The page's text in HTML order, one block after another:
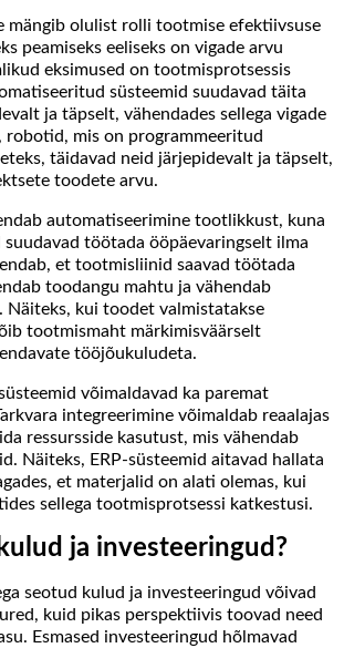
mängib olulist rolli tootmise efektiivsuse
peamiseks eeliseks on vigade arvu
eksimused on tootmisprotsessis
süsteemid suudavad täita
ja täpselt, vähendades sellega vigade
robotid, mis on programmeeritud
täidavad neid järjepidevalt ja täpselt,
toodete arvu.
automatiseerimine tootlikkust, kuna
töötada ööpäevaringselt ilma
et tootmisliinid saavad töötada
toodangu mahtu ja vähendab
Näiteks, kui toodet valmistatakse
tootmismaht märkimisväärselt
tööjõukuludeta.
võimaldavad ka paremat
integreerimine võimaldab reaalajas
ressursside kasutust, mis vähendab
Näiteks, ERP-süsteemid aitavad hallata
et materjalid on alati olemas, kui
sellega tootmisprotsessi katkestusi.
ja investeeringud?
seotud kulud ja investeeringud võivad
kuid pikas perspektiivis toovad need
Esmased investeeringud hõlmavad